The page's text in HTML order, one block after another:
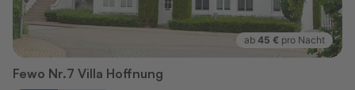
ab 45 € pro Nacht
Fewo Nr.7 Villa Hoffnung